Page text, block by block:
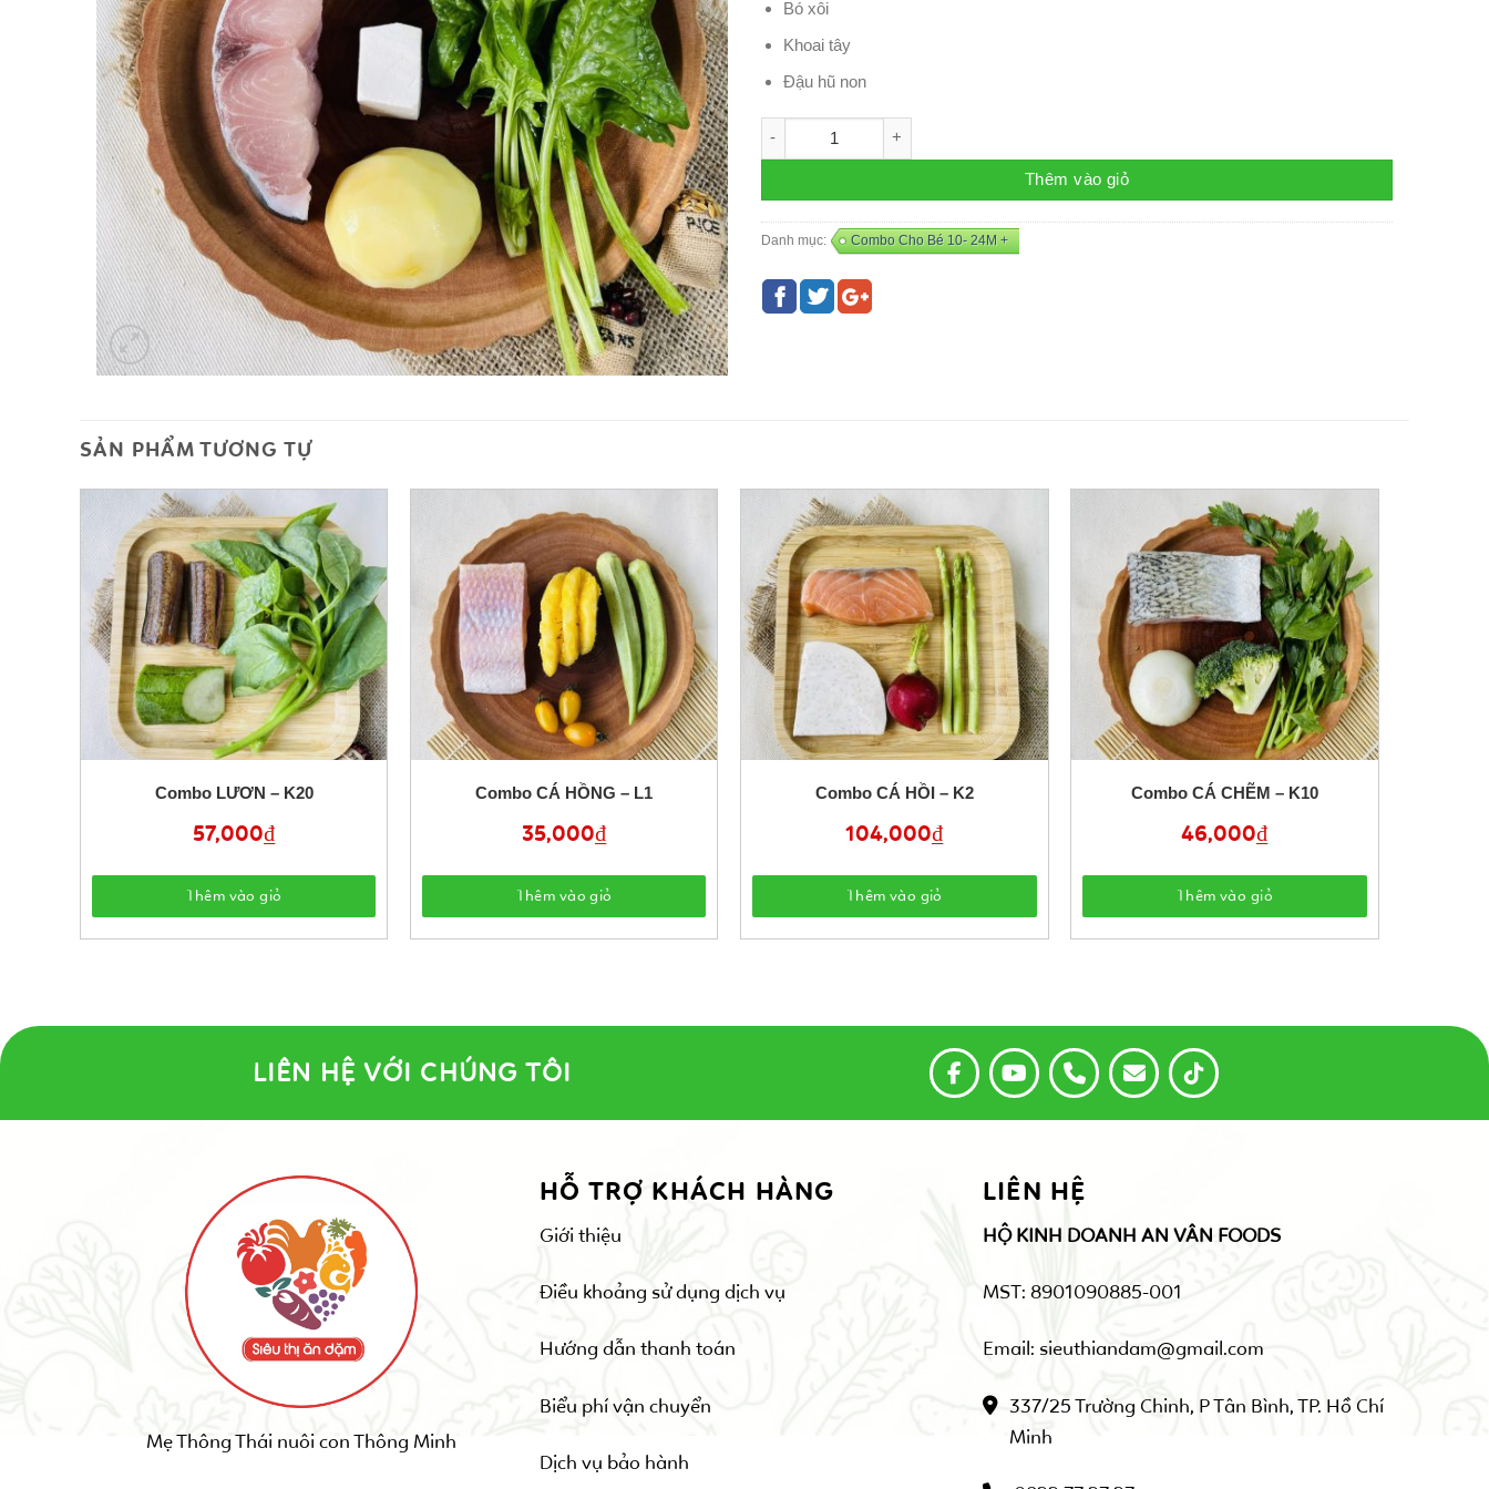
Bó xôi
Khoai tây
Đậu hũ non
Thêm vào giỏ
Danh mục: Combo Cho Bé 10- 24M +
SẢN PHẨM TƯƠNG TỰ
Combo LƯƠN – K20
57,000₫
Thêm vào giỏ
Combo CÁ HỒNG – L1
35,000₫
Thêm vào giỏ
Combo CÁ HỒI – K2
104,000₫
Thêm vào giỏ
Combo CÁ CHẼM – K10
46,000₫
Thêm vào giỏ
LIÊN HỆ VỚI CHÚNG TÔI
Mẹ Thông Thái nuôi con Thông Minh
HỖ TRỢ KHÁCH HÀNG
Giới thiệu
Điều khoảng sử dụng dịch vụ
Hướng dẫn thanh toán
Biểu phí vận chuyển
Dịch vụ bảo hành
LIÊN HỆ
HỘ KINH DOANH AN VÂN FOODS
MST: 8901090885-001
Email: sieuthiandam@gmail.com
337/25 Trường Chinh, P Tân Bình, TP. Hồ Chí
Minh